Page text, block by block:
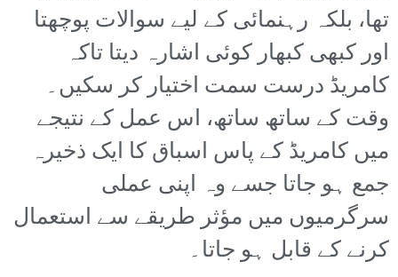
تھا، بلکہ رہنمائی کے لیے سوالات پوچھتا
اور کبھی کبھار کوئی اشارہ دیتا تاکہ
کامریڈ درست سمت اختیار کر سکیں۔
وقت کے ساتھ ساتھ، اس عمل کے نتیجے
میں کامریڈ کے پاس اسباق کا ایک ذخیرہ
جمع ہو جاتا جسے وہ اپنی عملی
سرگرمیوں میں مؤثر طریقے سے استعمال
کرنے کے قابل ہو جاتا۔